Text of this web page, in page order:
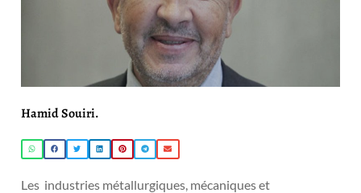
Hamid Souiri.
Les industries métallurgiques, mécaniques et